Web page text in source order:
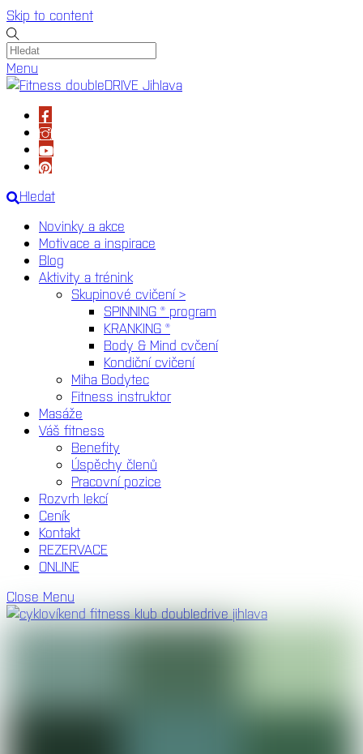
Skip to content
Menu
Hledat
Novinky a akce
Motivace a inspirace
Blog
Aktivity a trénink
Skupinové cvičení >
SPINNING ® program
KRANKING ®
Body & Mind cvčení
Kondiční cvičení
Miha Bodytec
Fitness instruktor
Masáže
Váš fitness
Benefity
Úspěchy členů
Pracovní pozice
Rozvrh lekcí
Ceník
Kontakt
REZERVACE
ONLINE
Close Menu